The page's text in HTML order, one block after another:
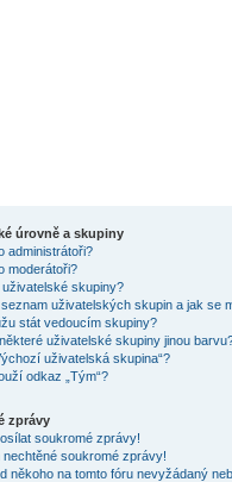
úrovně a skupiny
administrátoři?
moderátoři?
uživatelské skupiny?
seznam uživatelských skupin a jak se
stát vedoucím skupiny?
uživatelské skupiny jinou
uživatelská skupina“?
odkaz „Tým“?
zprávy
soukromé zprávy!
nechtěné soukromé zprávy!
někoho na tomto fóru nevyžádaný